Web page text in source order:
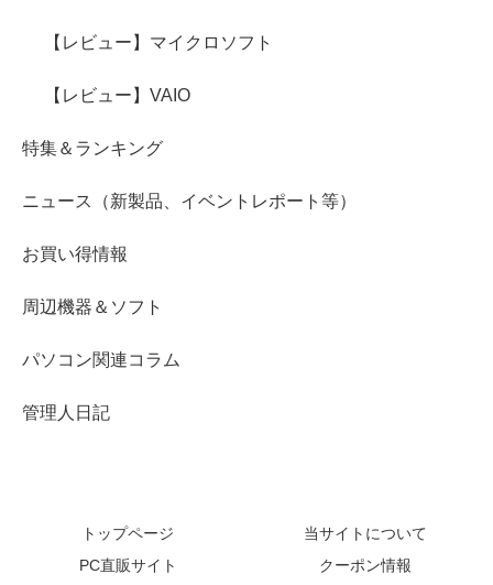
【レビュー】マイクロソフト
【レビュー】VAIO
特集＆ランキング
ニュース（新製品、イベントレポート等）
お買い得情報
周辺機器＆ソフト
パソコン関連コラム
管理人日記
トップページ
当サイトについて
PC直販サイト
クーポン情報